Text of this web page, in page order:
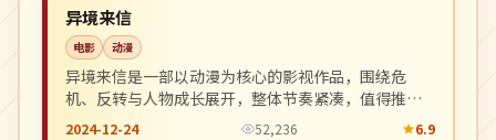
日本
异境来信
电影 动漫
异境来信是一部以动漫为核心的影视作品，围绕危
机、反转与人物成长展开，整体节奏紧凑，值得推荐
观看。
2024-12-24 52,236 6.9